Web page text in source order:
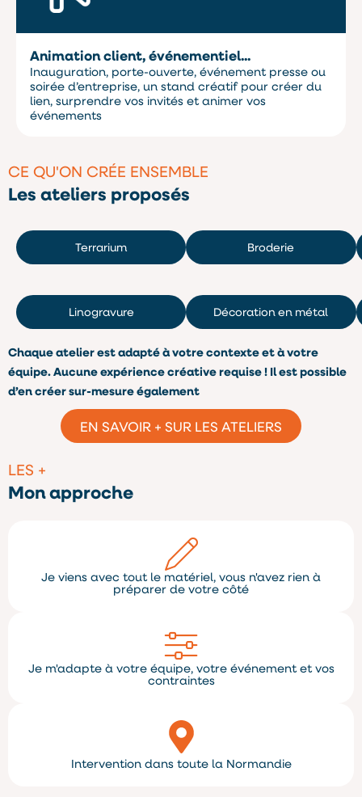
Animation client, événementiel...
Inauguration, porte-ouverte, événement presse ou
soirée d’entreprise, un stand créatif pour créer du
lien, surprendre vos invités et animer vos
événements
CE QU'ON CRÉE ENSEMBLE
Les ateliers proposés
Terrarium Broderie
Linogravure Décoration en métal
Chaque atelier est adapté à votre contexte et à votre
équipe. Aucune expérience créative requise ! Il est possible
d’en créer sur-mesure également
EN SAVOIR + SUR LES ATELIERS
LES +
Mon approche
Je viens avec tout le matériel, vous n'avez rien à
préparer de votre côté
Je m'adapte à votre équipe, votre événement et vos
contraintes
Intervention dans toute la Normandie